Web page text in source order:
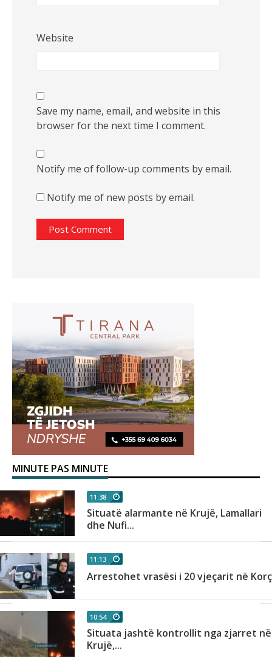
Website
Save my name, email, and website in this
browser for the next time I comment.
Notify me of follow-up comments by email.
Notify me of new posts by email.
MINUTE PAS MINUTE
11:38
Situatë alarmante në Krujë, Lamallari
dhe Nufi...
11:13
Arrestohet vrasësi i 20 vjeçarit në
10:54
Situata jashtë kontrollit nga zjarret në
Krujë,...